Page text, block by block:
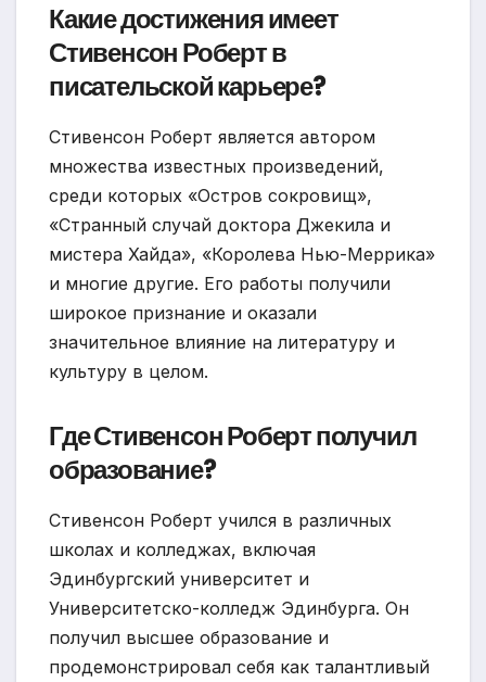
Какие достижения имеет
Стивенсон Роберт в
писательской карьере?
Стивенсон Роберт является автором
множества известных произведений,
среди которых «Остров сокровищ»,
«Странный случай доктора Джекила и
мистера Хайда», «Королева Нью-Меррика»
и многие другие. Его работы получили
широкое признание и оказали
значительное влияние на литературу и
культуру в целом.
Где Стивенсон Роберт получил
образование?
Стивенсон Роберт учился в различных
школах и колледжах, включая
Эдинбургский университет и
Университетско-колледж Эдинбурга. Он
получил высшее образование и
продемонстрировал себя как талантливый